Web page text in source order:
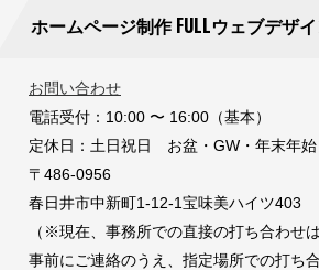
ホームページ制作 FULLウェブデザ
お問い合わせ
電話受付：10:00 〜 16:00（基本）
定休日：土日祝日 お盆・GW・年末年始
〒486-0956
春日井市中新町1-12-1宝味美ハイツ403
（※現在、事務所での直接の打ち合わせ
事前にご連絡のうえ、指定場所での打ち